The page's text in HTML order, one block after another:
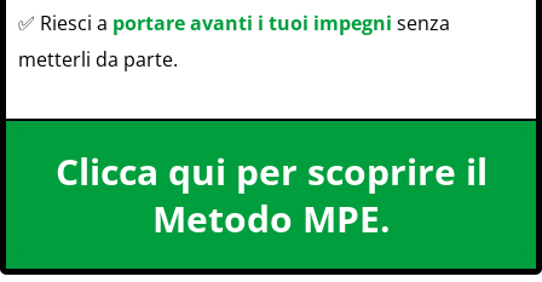
✅ Riesci a portare avanti i tuoi impegni senza
metterli da parte.
Clicca qui per scoprire il
Metodo MPE.